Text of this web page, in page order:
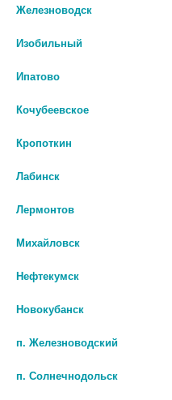
ПАРОВОЙ CS-28S [CS MEDICA]
4 104 руб.
шт
В КОРЗИНУ
Железноводск
Изобильный
Ипатово
Кочубеевское
Кропоткин
Лабинск
Лермонтов
Михайловск
Нефтекумск
Новокубанск
п. Железноводский
п. Солнечнодольск